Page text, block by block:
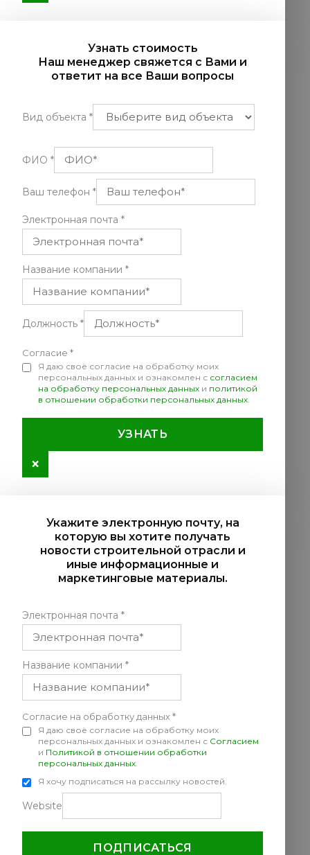
Узнать стоимость
Наш менеджер свяжется с Вами и
ответит на все Ваши вопросы
Вид объекта *
ФИО *
Ваш телефон *
Электронная почта *
Название компании *
Должность *
Согласие *
Я даю своё согласие на обработку моих
персональных данных и ознакомлен с согласием
на обработку персональных данных и политикой
в отношении обработки персональных данных
УЗНАТЬ
×
Укажите электронную почту, на
которую вы хотите получать
новости строительной отрасли и
иные информационные и
маркетинговые материалы.
Электронная почта *
Название компании *
Согласие на обработку данных *
Я даю своё согласие на обработку моих
персональных данных и ознакомлен с Согласием
и Политикой в отношении обработки
персональных данных
Я хочу подписаться на рассылку новостей.
Website
ПОДПИСАТЬСЯ